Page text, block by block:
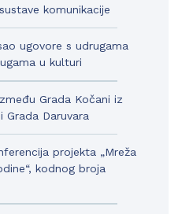
komunikacije
ugovore s udrugama
u kulturi
Grada Kočani iz
Grada Daruvara
projekta „Mreža
kodnog broja